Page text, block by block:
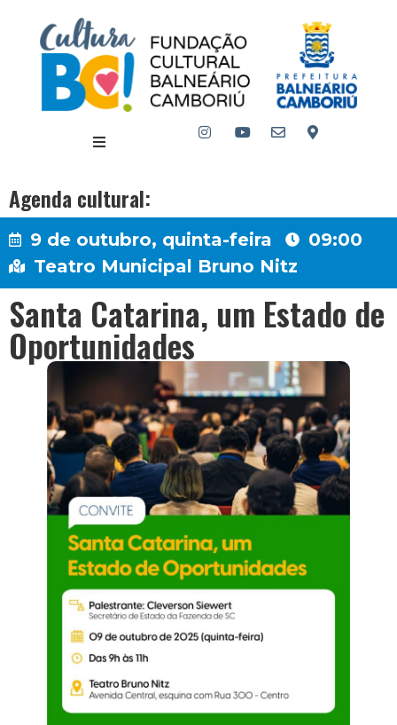
Agenda cultural:
9 de outubro, quinta-feira
09:00
Teatro Municipal Bruno Nitz
Santa Catarina, um Estado de
Oportunidades